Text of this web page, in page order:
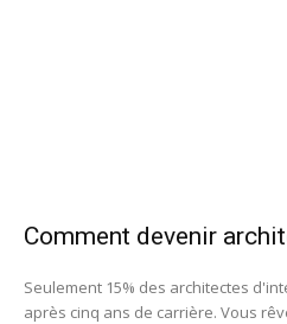
Comment devenir
Seulement 15% des architectes
après cinq ans de carrière. Vous